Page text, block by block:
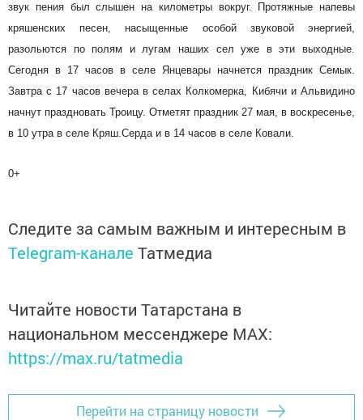
звук пения был слышен на километры вокруг. Протяжные напевы
кряшенских песен, насыщенные особой звуковой энергией,
разольются по полям и лугам наших сел уже в эти выходные.
Сегодня в 17 часов в селе Янцевары начнется праздник Семык.
Завтра с 17 часов вечера в селах Колкомерка, Кибячи и Альвидино
начнут праздновать Троицу. Отметят праздник 27 мая, в воскресенье,
в 10 утра в селе Кряш.Серда и в 14 часов в селе Ковали.
0+
Следите за самым важным и интересным в
Telegram-канале Татмедиа
Читайте новости Татарстана в
национальном мессенджере MАХ:
https://max.ru/tatmedia
Перейти на страницу новости